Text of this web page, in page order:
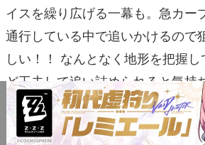
イスを繰り広げる一幕も。急カー
通行している中で追いかけるので
しい！！ なんとなく地形を把握
ど工夫して追い詰められると気持
もちろん悪党と拳を交す状況は避